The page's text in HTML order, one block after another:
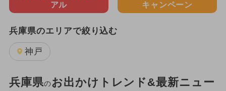
アル
キャンペーン
兵庫県のエリアで絞り込む
神戸
兵庫県のお出かけトレンド&最新ニュー